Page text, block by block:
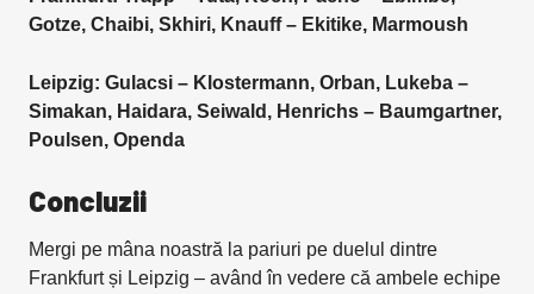
Gotze, Chaibi, Skhiri, Knauff – Ekitike, Marmoush
Leipzig: Gulacsi – Klostermann, Orban, Lukeba –
Simakan, Haidara, Seiwald, Henrichs – Baumgartner,
Poulsen, Openda
Concluzii
Mergi pe mâna noastră la pariuri pe duelul dintre
Frankfurt și Leipzig – având în vedere că ambele echipe